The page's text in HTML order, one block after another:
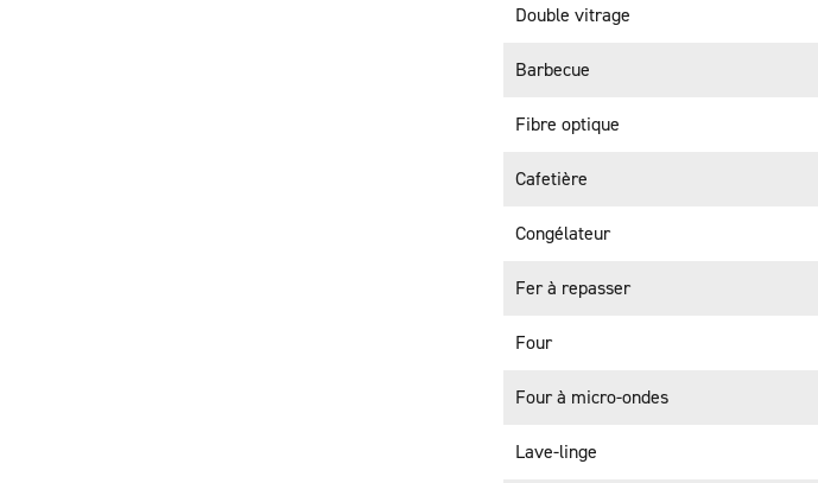
Double vitrage
Barbecue
Fibre optique
Cafetière
Congélateur
Fer à repasser
Four
Four à micro-ondes
Lave-linge